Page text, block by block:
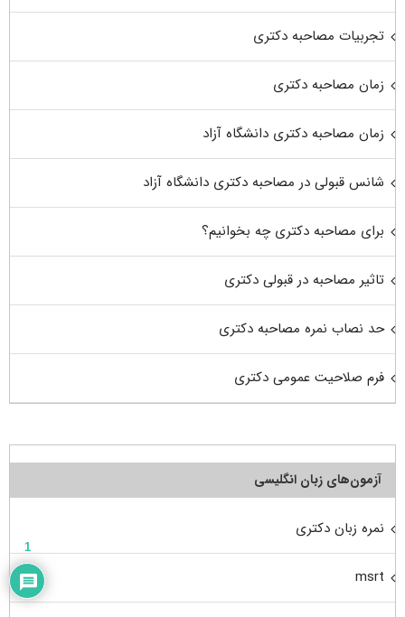
تجربیات مصاحبه دکتری
زمان مصاحبه دکتری
زمان مصاحبه دکتری دانشگاه آزاد
شانس قبولی در مصاحبه دکتری دانشگاه آزاد
برای مصاحبه دکتری چه بخوانیم؟
تاثیر مصاحبه در قبولی دکتری
حد نصاب نمره مصاحبه دکتری
فرم صلاحیت عمومی دکتری
آزمون‌های زبان انگلیسی
نمره زبان دکتری
msrt
1